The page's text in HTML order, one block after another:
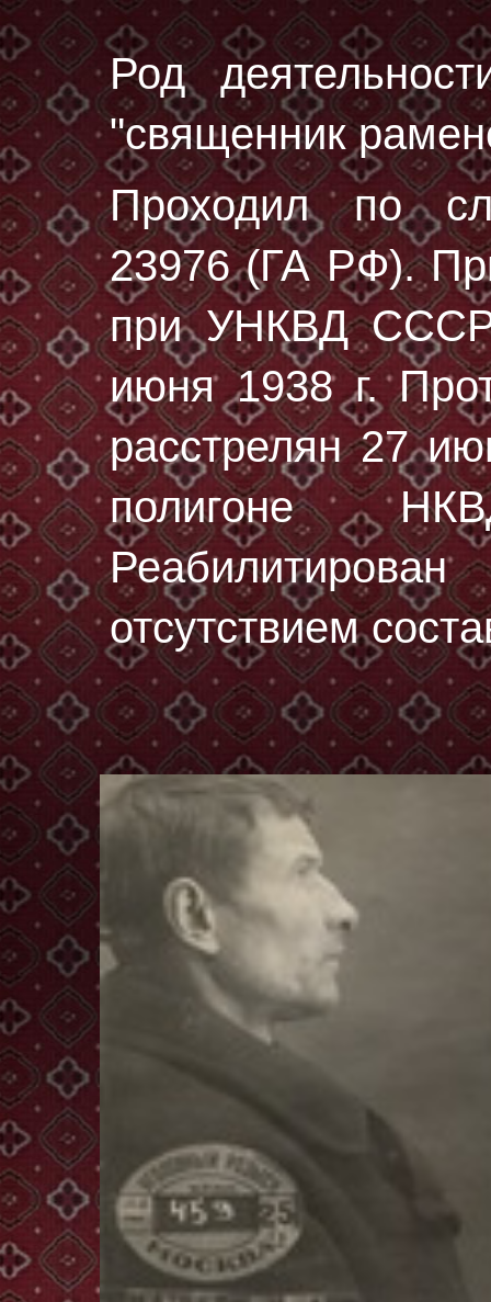
Род
"священник
Проходил по
23976 (ГА РФ).
при УНКВД СССР
июня 1938 г.
расстрелян27
полигоне
отсутствием